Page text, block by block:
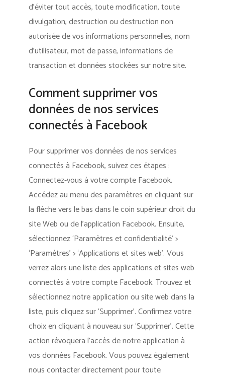
d’éviter tout accès, toute modification, toute
divulgation, destruction ou destruction non
autorisée de vos informations personnelles, nom
d’utilisateur, mot de passe, informations de
transaction et données stockées sur notre site.
Comment supprimer vos
données de nos services
connectés à Facebook
Pour supprimer vos données de nos services
connectés à Facebook, suivez ces étapes :
Connectez-vous à votre compte Facebook.
Accédez au menu des paramètres en cliquant sur
la flèche vers le bas dans le coin supérieur droit du
site Web ou de l’application Facebook. Ensuite,
sélectionnez ‘Paramètres et confidentialité’ >
‘Paramètres’ > ‘Applications et sites web’. Vous
verrez alors une liste des applications et sites web
connectés à votre compte Facebook. Trouvez et
sélectionnez notre application ou site web dans la
liste, puis cliquez sur ‘Supprimer’. Confirmez votre
choix en cliquant à nouveau sur ‘Supprimer’. Cette
action révoquera l’accès de notre application à
vos données Facebook. Vous pouvez également
nous contacter directement pour toute